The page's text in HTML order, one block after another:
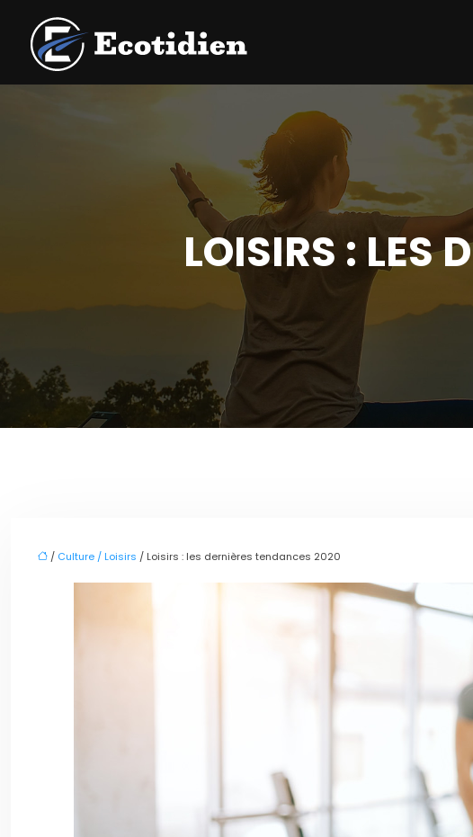
LOISIRS : LES
/ Culture / Loisirs / Loisirs : les dernières tendances 2020